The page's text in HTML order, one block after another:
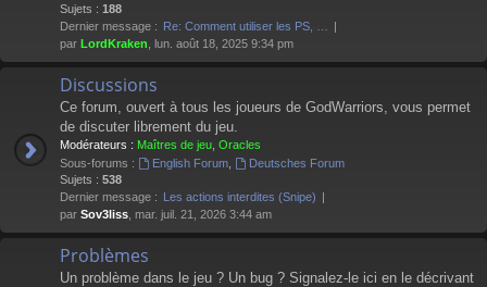
Sujets : 188
Dernier message : Re: Comment utiliser les PS, …
par LordKraken , lun. août 18, 2025 9:34 pm
Discussions
Ce forum, ouvert à tous les joueurs de GodWarriors, vous permet
de discuter librement du jeu.
Modérateurs : Maîtres de jeu Oracles
Sous-forums :
English Forum,
Deutsches Forum
Sujets : 538
Dernier message : Les actions interdites (Snipe)
par Sov3liss , mar. juil. 21, 2026 3:44 am
Problèmes
Un problème dans le jeu ? Un bug ? Signalez-le ici en le décrivant